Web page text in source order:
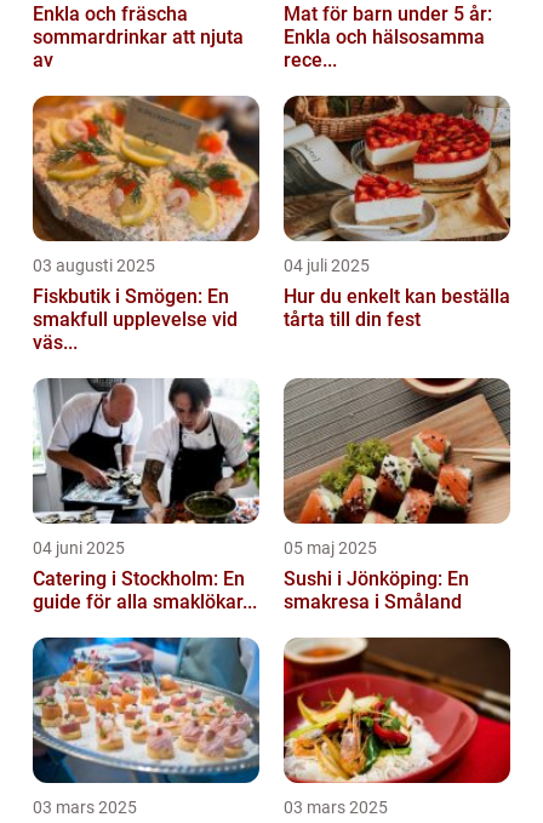
Enkla och fräscha
sommardrinkar att njuta
av
Mat för barn under 5 år:
Enkla och hälsosamma
rece...
03 augusti 2025
Fiskbutik i Smögen: En
smakfull upplevelse vid
väs...
04 juli 2025
Hur du enkelt kan beställa
tårta till din fest
04 juni 2025
Catering i Stockholm: En
guide för alla smaklökar...
05 maj 2025
Sushi i Jönköping: En
smakresa i Småland
03 mars 2025 03 mars 2025